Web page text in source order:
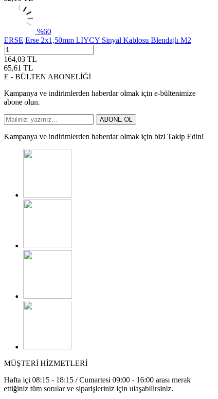
%60
ERSE Erse 2x1,50mm LIYCY Sinyal Kablosu Blendajlı M2
164,03 TL
65,61 TL
E - BÜLTEN ABONELİĞİ
Kampanya ve indirimlerden haberdar olmak için e-bültenimize
abone olun.
ABONE OL
Kampanya ve indirimlerden haberdar olmak için bizi Takip Edin!
MÜŞTERİ HİZMETLERİ
Hafta içi 08:15 - 18:15 / Cumartesi 09:00 - 16:00 arası merak
ettiğiniz tüm sorular ve siparişleriniz için ulaşabilirsiniz.